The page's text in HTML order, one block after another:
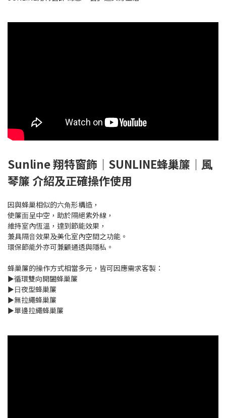
Sunline 翔特窗飾｜SUNLINE蜂巢簾｜⾵
琴簾 介紹及正確操作使⽤
因與蜂巢相似的六⾓形構造，
使簾⾯呈中空，助於隔絕紫外線，
維持室內恆溫，達到節能效果，
兼具隔⾳效果及美化室內空間之功能。
環保節能外亦可兼顧通透與隱私。
蜂巢簾的操作⽅式相當多元，皆可因應需求客製：
►循環雙向開闔蜂巢簾
►⽇夜型蜂巢簾
►無拉繩蜂巢簾
►單邊拉繩蜂巢簾